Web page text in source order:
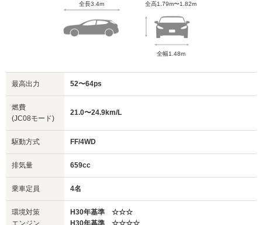
全長3.4m 全高1.79m〜1.82m
全幅1.48m
最高出力 52〜64ps
燃費
(JC08モード)
21.0〜24.9km/L
駆動方式 FF/4WD
排気量 659cc
乗車定員 4名
環境対策
エンジン
H30年基準 ☆☆☆
H30年基準 ☆☆☆☆